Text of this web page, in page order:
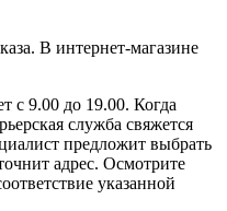
В интернет-магазине
с 9.00 до 19.00. Когда
служба свяжется
предложит выбрать
адрес. Осмотрите
указанной